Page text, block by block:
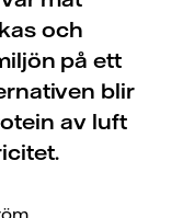
och
på ett
blir
av luft